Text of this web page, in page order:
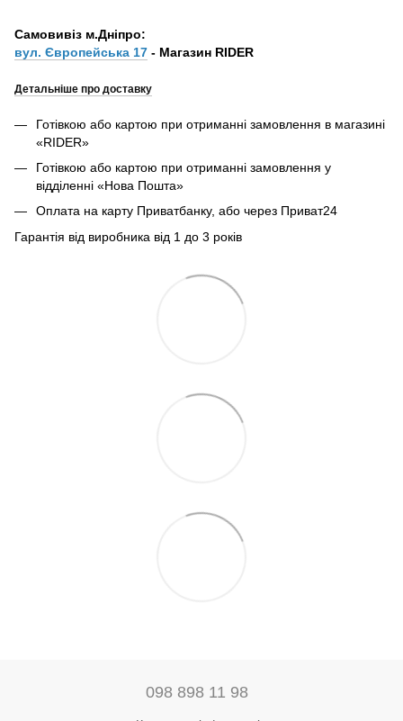
Самовивіз м.Дніпро:
вул. Європейська 17 - Магазин RIDER
Детальніше про доставку
Готівкою або картою при отриманні замовлення в магазині
«RIDER»
Готівкою або картою при отриманні замовлення у
відділенні «Нова Пошта»
Оплата на карту Приватбанку, або через Приват24
Гарантія від виробника від 1 до 3 років
098 898 11 98